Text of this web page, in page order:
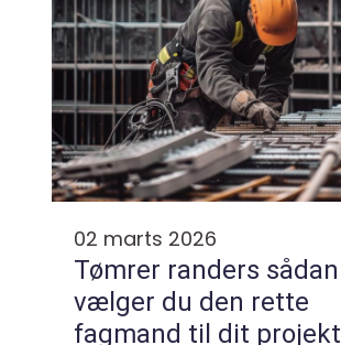
02 marts 2026
Tømrer randers sådan
vælger du den rette
fagmand til dit projekt